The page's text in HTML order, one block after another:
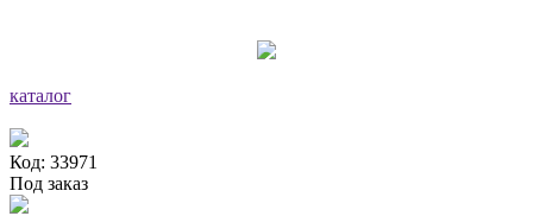
каталог
Код: 33971
Под заказ